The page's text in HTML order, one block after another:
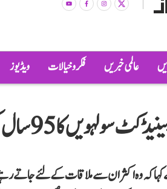
عالمی خبریں فکر و خیالات ویڈیوز
کا 95 سال کی عمر میں انتقال
کہ وہ اکثر ان سے ملاقات کے لئے جاتے